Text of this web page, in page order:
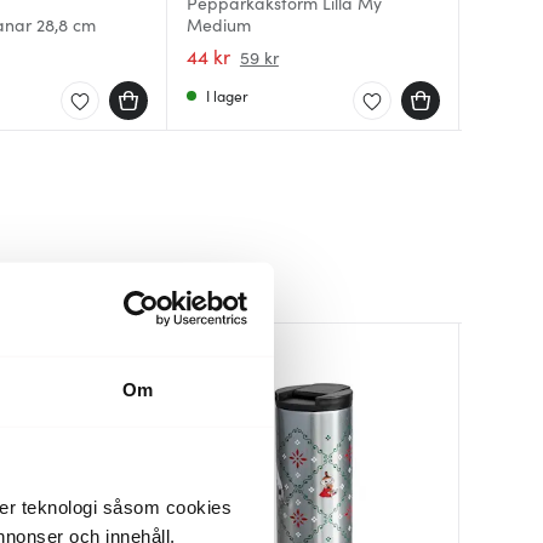
Om
teknologi såsom cookies
och innehåll,
28,8 cm
Medium
44 kr 59 kr
I lager